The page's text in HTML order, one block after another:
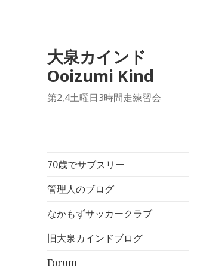
大泉カインド
Ooizumi Kind
第2,4土曜日3時間走練習会
70歳でサブスリー
管理人のブログ
なかもずサッカークラブ
旧大泉カインドブログ
Forum